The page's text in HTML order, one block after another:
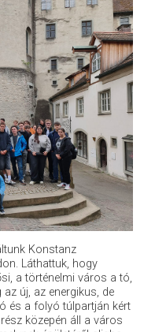
Konstanz
Láthattuk, hogy
a történelmi város a tó,
új, az energikus, de
és a folyó túlpartján kért
közepén áll a város